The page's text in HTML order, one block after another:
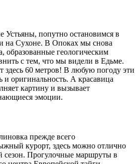
Устьяны, попутно остановимся в
на Сухоне. В Опоках мы снова
образованные геологическим
с тем, что мы видели в Едьме.
здесь 60 метров! В любую погоду эти
и оригинальность. А красавица
картину и вызывает
эмоции.
прежде всего
курорт, здесь можно отлично
сезон. Прогулочные маршруты в